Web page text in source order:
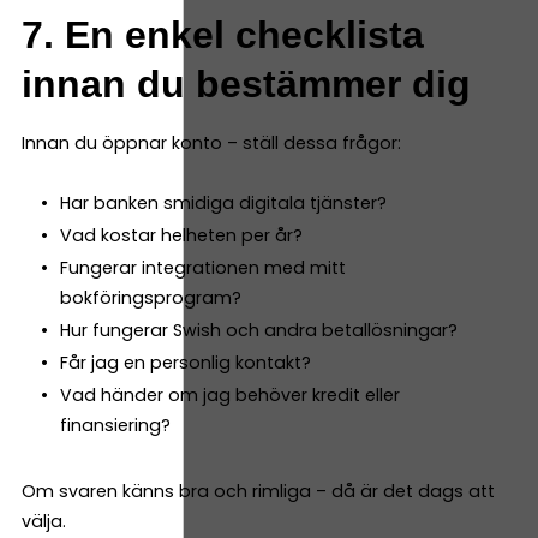
7. En enkel checklista
innan du bestämmer dig
Innan du öppnar konto – ställ dessa frågor:
Har banken smidiga digitala tjänster?
Vad kostar helheten per år?
Fungerar integrationen med mitt
bokföringsprogram?
Hur fungerar Swish och andra betallösningar?
Får jag en personlig kontakt?
Vad händer om jag behöver kredit eller
finansiering?
Om svaren känns bra och rimliga – då är det dags att
välja.